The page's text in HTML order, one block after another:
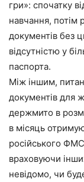
гри»: спочатку
навчання, потім
документів без
відсутністю у
паспорта.
Між іншим,
документів для
держмито в
в місяць
російського
враховуючи
невідомо, чи